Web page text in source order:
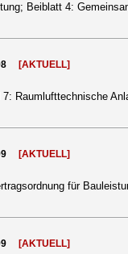
Beiblatt 4:
[AKTUELL]
Raumlufttechnische
[AKTUELL]
für
[AKTUELL]